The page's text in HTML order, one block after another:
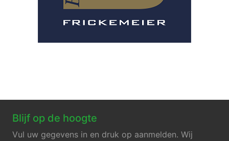
Blijf op de hoogte
Vul uw gegevens in en druk op aanmelden. Wij